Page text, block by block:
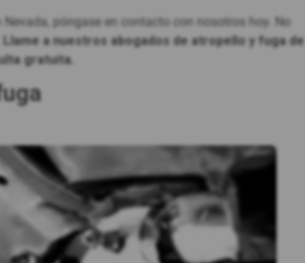
póngase en contacto con nosotros hoy. No
Llame a nuestros abogados de atropello y fuga de
gratuita.